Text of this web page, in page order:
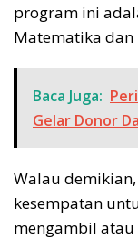
program ini
Matematika dan
Baca Juga:
Gelar Donor
Walau
kesempatan
mengambil